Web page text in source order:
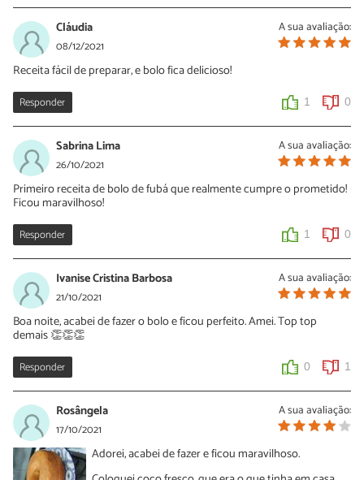
A sua avaliação:
Cláudia
08/12/2021
Receita fácil de preparar, e bolo fica delicioso!
Responder 1 0
A sua avaliação:
Sabrina Lima
26/10/2021
Primeiro receita de bolo de fubá que realmente cumpre o prometido!
Ficou maravilhoso!
Responder 1 0
A sua avaliação:
Ivanise Cristina Barbosa
21/10/2021
Boa noite, acabei de fazer o bolo e ficou perfeito. Amei. Top top
demais 👏👏👏
Responder 0 1
A sua avaliação:
Rosângela
17/10/2021
Adorei, acabei de fazer e ficou maravilhoso.